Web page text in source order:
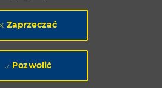
Zaprzeczać
Pozwolić